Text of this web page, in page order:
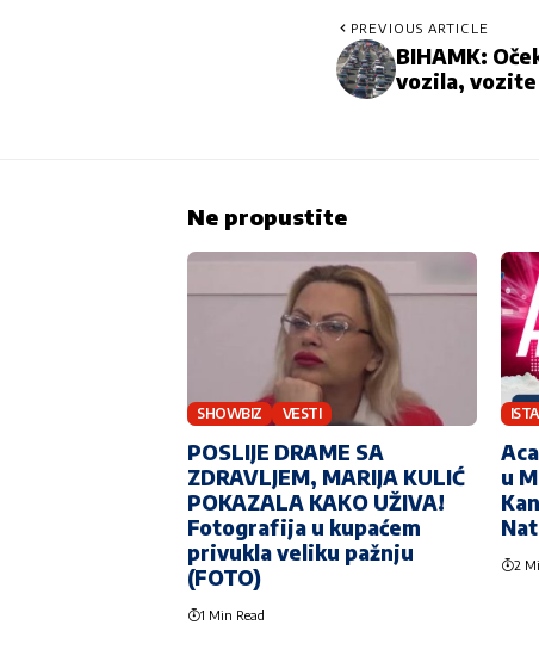
PREVIOUS ARTICLE
BIHAMK:
vozila,
Ne propustite
SHOWBIZ VESTI
POSLIJE DRAME SA
ZDRAVLJEM, MARIJA KULIĆ
POKAZALA KAKO UŽIVA!
Fotografija u kupaćem
privukla veliku pažnju
(FOTO)
1 Min Read
u
2